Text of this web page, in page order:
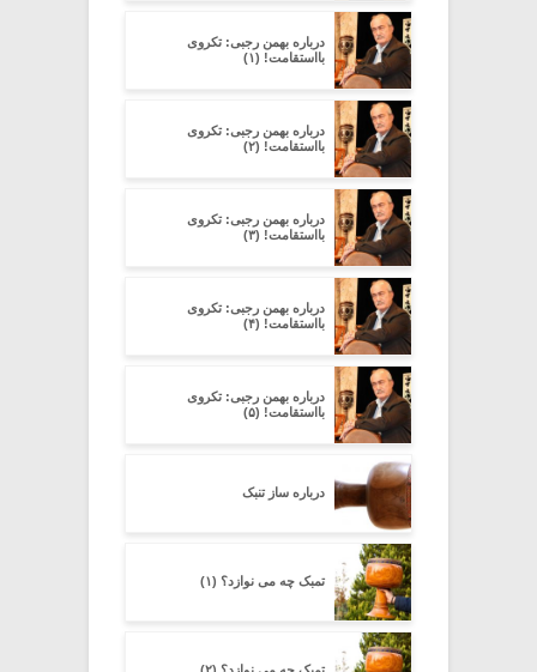
درباره بهمن رجبی: تکروی
بااستقامت! (۱)
درباره بهمن رجبی: تکروی
بااستقامت! (۲)
درباره بهمن رجبی: تکروی
بااستقامت! (۳)
درباره بهمن رجبی: تکروی
بااستقامت! (۴)
درباره بهمن رجبی: تکروی
بااستقامت! (۵)
درباره ساز تنبک
تمبک چه می نوازد؟ (۱)